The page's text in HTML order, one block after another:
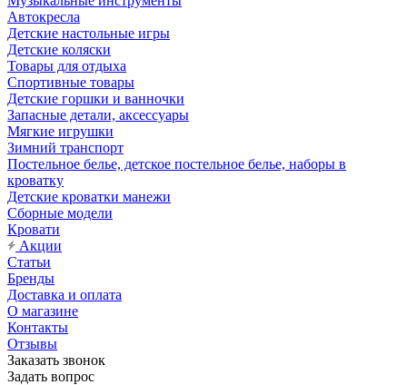
Автокресла
Детские настольные игры
Детские коляски
Товары для отдыха
Спортивные товары
Детские горшки и ванночки
Запасные детали, аксессуары
Мягкие игрушки
Зимний транспорт
Постельное белье, детское постельное белье, наборы в
кроватку
Детские кроватки манежи
Сборные модели
Кровати
Акции
Статьи
Бренды
Доставка и оплата
О магазине
Контакты
Отзывы
Заказать звонок
Задать вопрос